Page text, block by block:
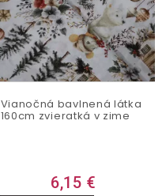
Vianočná bavlnená látka
160cm zvieratká v zime
6,15 €